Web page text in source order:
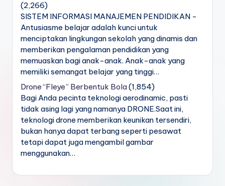
(2,266)
SISTEM INFORMASI MANAJEMEN PENDIDIKAN -
Antusiasme belajar adalah kunci untuk
menciptakan lingkungan sekolah yang dinamis dan
memberikan pengalaman pendidikan yang
memuaskan bagi anak-anak. Anak-anak yang
memiliki semangat belajar yang tinggi…
Drone “Fleye” Berbentuk Bola(1,854)
Bagi Anda pecinta teknologi aerodinamic, pasti
tidak asing lagi yang namanya DRONE.Saat ini,
teknologi drone memberikan keunikan tersendiri,
bukan hanya dapat terbang seperti pesawat
tetapi dapat juga mengambil gambar
menggunakan…